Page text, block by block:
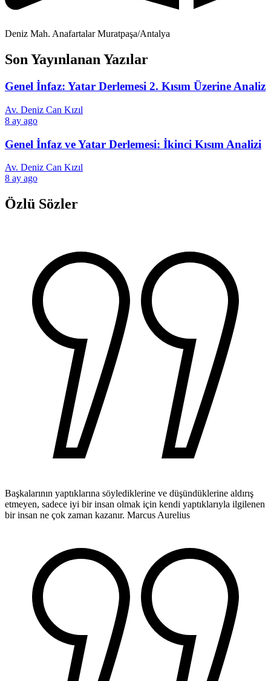
Deniz Mah. Anafartalar Muratpaşa/Antalya
Son Yayınlanan Yazılar
Genel İnfaz: Yatar Derlemesi 2. Kısım Üzerine Analiz
Av. Deniz Can Kızıl
8 ay ago
Genel İnfaz ve Yatar Derlemesi: İkinci Kısım Analizi
Av. Deniz Can Kızıl
8 ay ago
Özlü Sözler
Başkalarının yaptıklarına söylediklerine ve düşündüklerine aldırış
etmeyen, sadece iyi bir insan olmak için kendi yaptıklarıyla ilgilenen
bir insan ne çok zaman kazanır. Marcus Aurelius